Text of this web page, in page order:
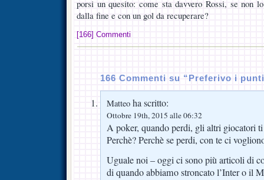
porsi un quesito: come sta davvero Rossi, se non
dalla fine e con un gol da recuperare?
[166] Commenti
166 Commenti su “Preferivo i
Matteo ha scritto:
Ottobre 19th, 2015 alle 06:32
A poker, quando perdi, gli altri giocatori
Perchè? Perchè se perdi, con te ci
Uguale noi – oggi ci sono più articoli di
di quando abbiamo stroncato l’Inter o il